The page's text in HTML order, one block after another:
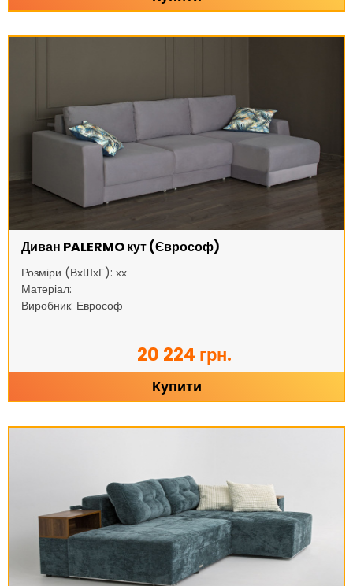
Диван PALERMO кут (Єврософ)
Розміри (ВхШхГ): хх
Матеріал:
Виробник: Еврософ
20 224 грн.
Купити